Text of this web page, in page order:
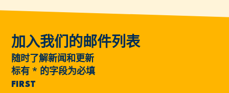
加入我们的邮件列表
随时了解新闻和更新
标有* 的字段为必填
FIRST